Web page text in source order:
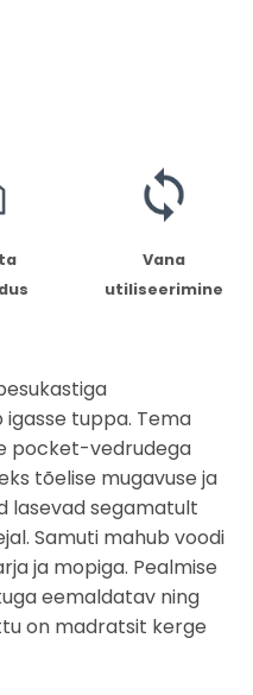
Vana
utiliseerimine
tuppa. Tema
pocket-vedrudega
tõelise mugavuse ja
lasevad segamatult
Samuti mahub voodi
ja mopiga. Pealmise
eemaldatav ning
on madratsit kerge